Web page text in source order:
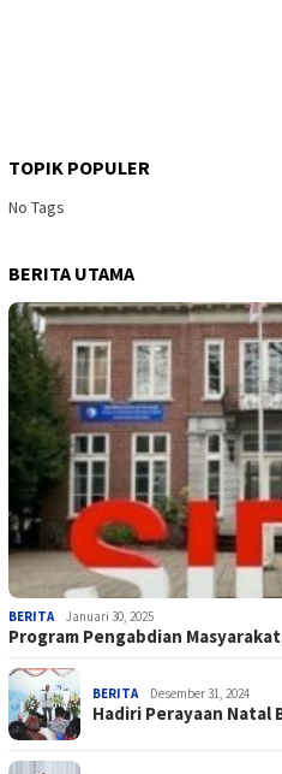
TOPIK POPULER
No Tags
BERITA UTAMA
BERITA Januari 30, 2025
Program Pengabdian
BERITA Desember 31, 2024
Hadiri Perayaan Natal